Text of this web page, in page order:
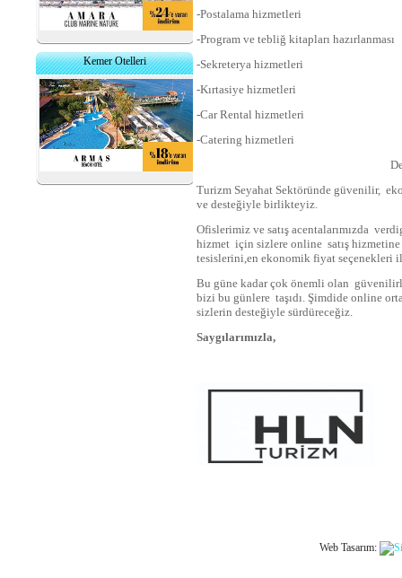
Kemer Otelleri
-Postalama hizmetleri
-Program ve tebliğ kitapları hazırlanması
-Sekreterya hizmetleri
-Kırtasiye hizmetleri
-Car Rental hizmetleri
-Catering hizmetleri
Turizm Seyahat Sektöründe güvenilir,
ve desteğiyle birlikteyiz.
Ofislerimiz ve satış acentalarımızda
hizmet için sizlere online satış
tesislerini,en ekonomik fiyat seçenekleri
Bu güne kadar çok önemli olan
bizi bu günlere taşıdı. Şimdide online
sizlerin desteğiyle sürdüreceğiz.
Saygılarımızla,
Web Tasarım: